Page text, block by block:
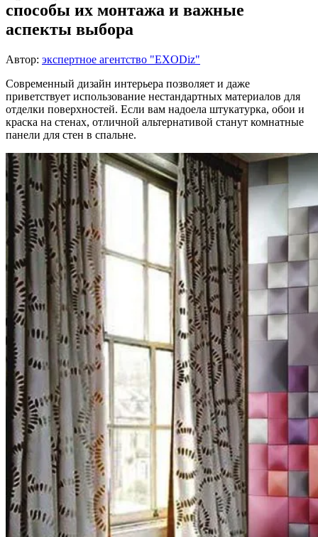
способы их монтажа и важные
аспекты выбора
Автор: экспертное агентство "EXODiz"
Современный дизайн интерьера позволяет и даже
приветствует использование нестандартных материалов для
отделки поверхностей. Если вам надоела штукатурка, обои и
краска на стенах, отличной альтернативой станут комнатные
панели для стен в спальне.